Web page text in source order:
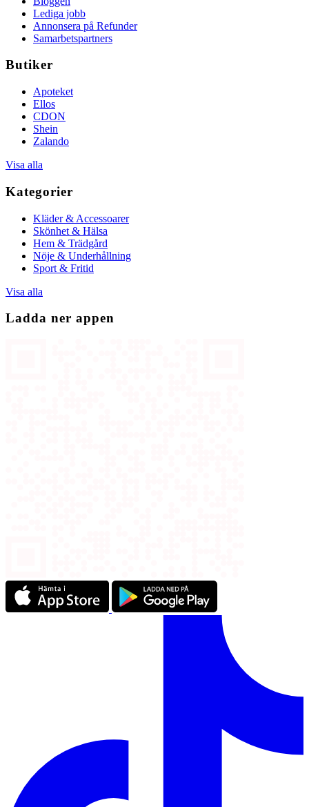
Lediga jobb
Annonsera på Refunder
Samarbetspartners
Butiker
Apoteket
Ellos
CDON
Shein
Zalando
Visa alla
Kategorier
Kläder & Accessoarer
Skönhet & Hälsa
Hem & Trädgård
Nöje & Underhållning
Sport & Fritid
Visa alla
Ladda ner appen